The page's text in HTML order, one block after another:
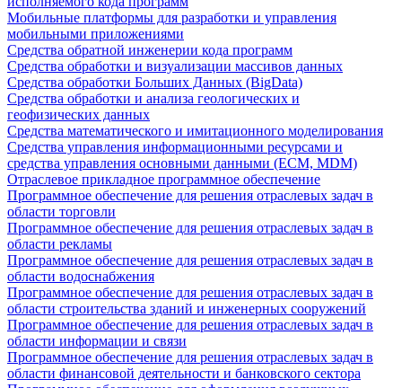
Мобильные платформы для разработки и управления
мобильными приложениями
Средства обратной инженерии кода программ
Средства обработки и визуализации массивов данных
Средства обработки Больших Данных (BigData)
Средства обработки и анализа геологических и
геофизических данных
Средства математического и имитационного моделирования
Средства управления информационными ресурсами и
средства управления основными данными (ECM, MDM)
Отраслевое прикладное программное обеспечение
Программное обеспечение для решения отраслевых задач в
области торговли
Программное обеспечение для решения отраслевых задач в
области рекламы
Программное обеспечение для решения отраслевых задач в
области водоснабжения
Программное обеспечение для решения отраслевых задач в
области строительства зданий и инженерных сооружений
Программное обеспечение для решения отраслевых задач в
области информации и связи
Программное обеспечение для решения отраслевых задач в
области финансовой деятельности и банковского сектора